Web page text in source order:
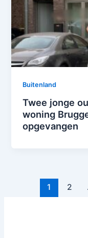
Buitenland
Twee jonge
woning
opgevangen
1 2